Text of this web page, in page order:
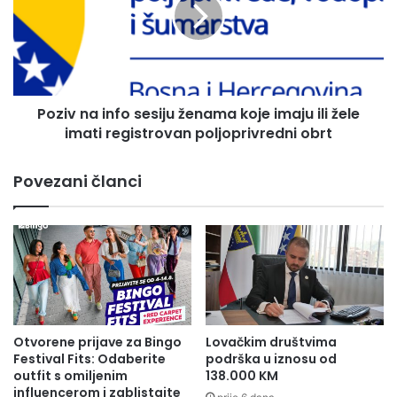
a
k
u
i
k
l
a
n
j
e
k
r
b
a
v
n
a
n
s
i
j
u
ž
e
n
a
m
a
k
o
Poziv na info sesiju ženama koje imaju ili žele
imati registrovan poljoprivredni obrt
Povezani članci
Otvorene prijave za Bingo
Festival Fits: Odaberite
outfit s omiljenim
influencerom i zablistajte
Lovačkim društvima
podrška u iznosu od
138.000 KM